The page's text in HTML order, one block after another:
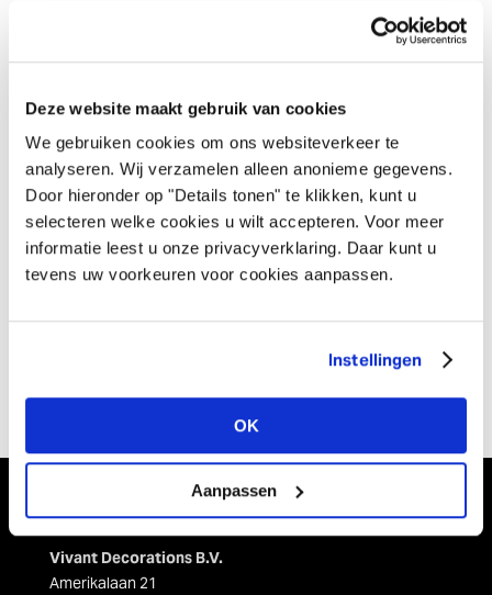
Deze website maakt gebruik van cookies
We gebruiken cookies om ons websiteverkeer te
analyseren. Wij verzamelen alleen anonieme gegevens.
Door hieronder op "Details tonen" te klikken, kunt u
selecteren welke cookies u wilt accepteren. Voor meer
informatie leest u onze privacyverklaring. Daar kunt u
tevens uw voorkeuren voor cookies aanpassen.
Instellingen
OK
Aanpassen
verkrijgbaar binnen ons assortiment van Basic Koorden.
Van groothandel tot hobbyzaak, van tuincentrum tot
detaillist: als er iets gewikkeld, geknoopt of versierd mag
een complete look. Ontdek onze Basic koorden en touw
hier!
Zoekt u een 100% natuurlijk raffia koord of een ruw jute
koord voor een natuurlijke look voor uw verpakte
product? In de Basics collectie van Vivant vindt u een
breed scala aan koorden van natuurlijke oorsprong. Maar
ook smaakvolle koorden met polyester basis zijn hier te
Vivant Decorations B.V.
Amerikalaan 21